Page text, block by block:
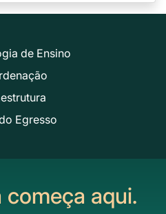
de Ensino
Egresso
aqui.